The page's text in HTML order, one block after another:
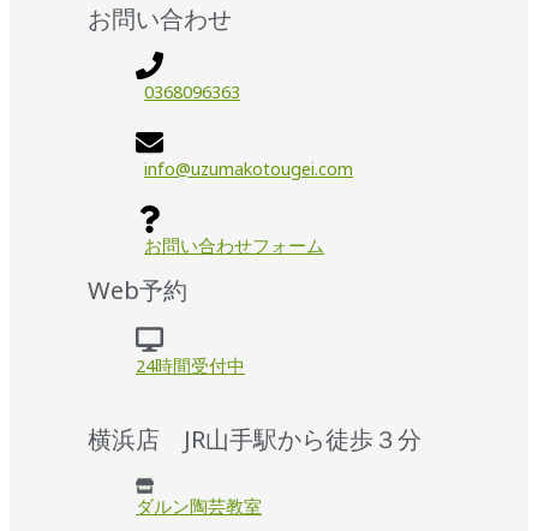
お問い合わせ
0368096363
info@uzumakotougei.com
お問い合わせフォーム
Web予約
24時間受付中
横浜店 JR山手駅から徒歩３分
ダルン陶芸教室